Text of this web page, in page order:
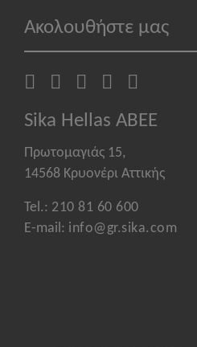
Ακολουθήστε μας
Sika Hellas ABEE
Πρωτομαγιάς 15,
14568 Κρυονέρι Αττικής
Tel.: 210 81 60 600
E-mail: info@gr.sika.com